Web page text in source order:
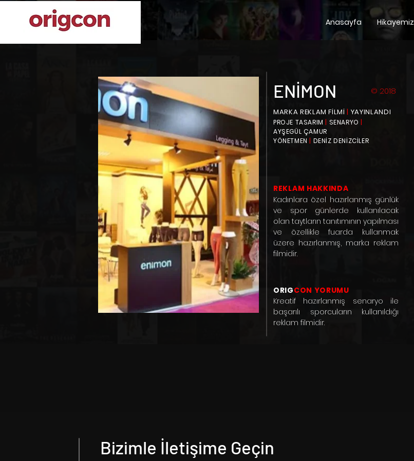
Anasayfa Hikayemiz
ENİMON
Kreatif hazırlanmış senaryo ile
başarılı sporcuların kullanıldığı
reklam filmidir.
ORIGCON YORUMU
REKLAM HAKKINDA
Kadınlara özel hazırlanmış günlük
ve spor günlerde kullanılacak
olan taytların tanıtımının yapılması
ve özellikle fuarda kullanmak
üzere hazırlanmış, marka reklam
filmidir.
© 2018
MARKA REKLAM FİLMİ | YAYINLANDI
PROJE TASARIM | SENARYO |
AYŞEGÜL ÇAMUR
YÖNETMEN | DENİZ DENİZCİLER
Bizimle İletişime Geçin